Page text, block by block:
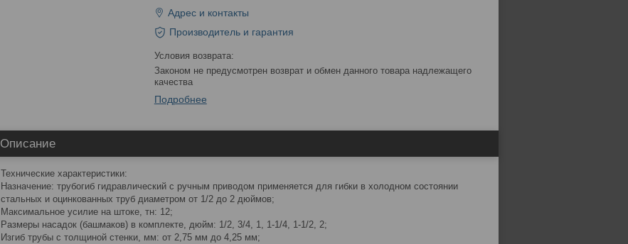
Адрес и контакты
Производитель и гарантия
Законом не предусмотрен возврат и обмен данного товара надлежащего
качества
Подробнее
Описание
Технические характеристики:
Назначение: трубогиб гидравлический с ручным приводом применяется для гибки в холодном состоянии
стальных и оцинкованных труб диаметром от 1/2 до 2 дюймов;
Максимальное усилие на штоке, тн: 12;
Размеры насадок (башмаков) в комплекте, дюйм: 1/2, 3/4, 1, 1-1/4, 1-1/2, 2;
Изгиб трубы с толщиной стенки, мм: от 2,75 мм до 4,25 мм;